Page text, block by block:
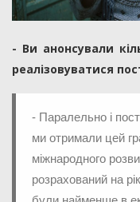
- Ви анонсували
реалізовуватися
- Паралельно і
ми отримали цей
міжнародного
розрахований на